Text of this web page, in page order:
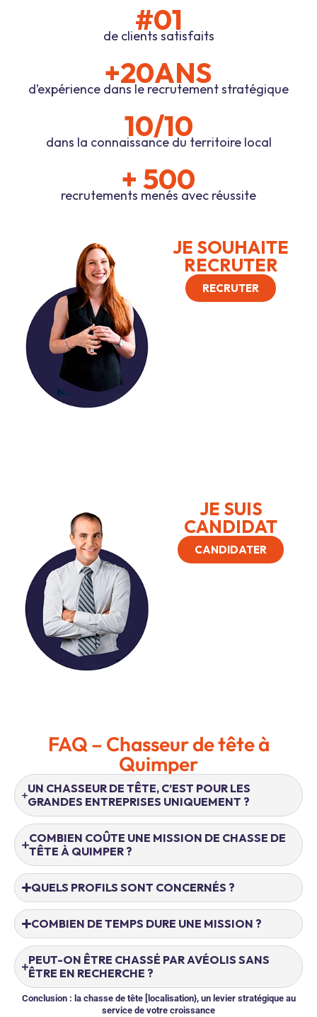
#01
de clients satisfaits
+20ANS
d’expérience dans le recrutement stratégique
10/10
dans la connaissance du territoire local
+ 500
recrutements menés avec réussite
JE SOUHAITE
RECRUTER
RECRUTER
JE SUIS
CANDIDAT
CANDIDATER
FAQ – Chasseur de tête à
Quimper
UN CHASSEUR DE TÊTE, C’EST POUR LES
GRANDES ENTREPRISES UNIQUEMENT ?
COMBIEN COÛTE UNE MISSION DE CHASSE DE
TÊTE À QUIMPER ?
QUELS PROFILS SONT CONCERNÉS ?
COMBIEN DE TEMPS DURE UNE MISSION ?
PEUT-ON ÊTRE CHASSÉ PAR AVÉOLIS SANS
ÊTRE EN RECHERCHE ?
Conclusion : la chasse de tête [localisation}, un levier stratégique au
service de votre croissance